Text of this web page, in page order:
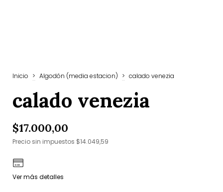
Inicio > Algodón (media estacion) > calado venezia
calado venezia
$17.000,00
Precio sin impuestos $14.049,59
Ver más detalles